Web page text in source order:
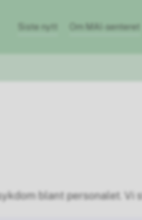
Siste nytt Om MAI-senteret
blant personalet.